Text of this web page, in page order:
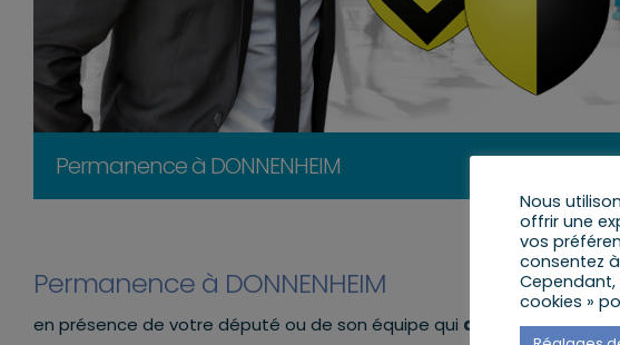
Permanence à DONNENHEIM
Permanence à DONNENHEIM
en présence de votre député ou de son équipe qui aura lieu à la
Nous
offrir une
vos
consentez
Cependant,
cookies »